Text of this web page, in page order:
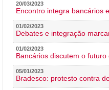
20/03/2023
Encontro integra bancários
01/02/2023
Debates e integração
01/02/2023
Bancários discutem o
05/01/2023
Bradesco: protesto contra